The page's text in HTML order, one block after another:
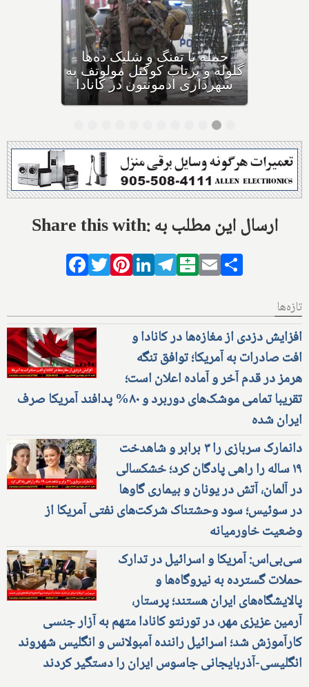
بهداشت کانادا: این داروی
کودکان، ماست و چیا، را
مصرف نکنید و این تشک نیز
احتمال خفگی دارد
Share this with: ارسال این مطلب به
Facebook
TwitterPinterestLinkedIn
Telegram
Balatarin
Email
تازه‌ها
افزایش دزدی از مغازه‌ها در کانادا و
افت صادرات به آمریکا؛ توافق تنگه
هرمز در قدم آخر و آماده اعلان است؛
تقریبا تمامی موشک‌های دوربرد و ۸۰% پدافند آمریکا صرف
ایران شده
دانمارک سربازی را ۳ برابر و شاهدخت
۱۹ ساله را راهی پادگان کرد؛ خشکسالی
در آلمان، آتش در یونان و بیماری گاوها
در سوئیس؛ سود وحشتناک شرکت‌های نفتی آمریکا از
وضعیت خاورمیانه
سی‌بی‌اس: آمریکا و اسرائیل در تدارک
حملات گسترده به نیروگاه‌ها و
پالایشگاه‌های ایران هستند؛ پرستار،
آرمین عزیزی مهر، در تورنتو کانادا متهم به آزار جنسی
کارآموزش شد؛ اسرائیل راننده آمبولانس و انگلیس شهروند
انگلیسی-آذربایجانی جاسوس ایران را دستگیر کردند